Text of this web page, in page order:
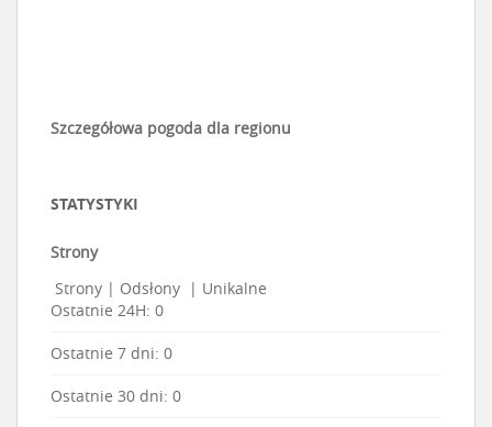
Szczegółowa pogoda dla regionu
STATYSTYKI
Strony
Strony | Odsłony | Unikalne
Ostatnie 24H: 0
Ostatnie 7 dni: 0
Ostatnie 30 dni: 0